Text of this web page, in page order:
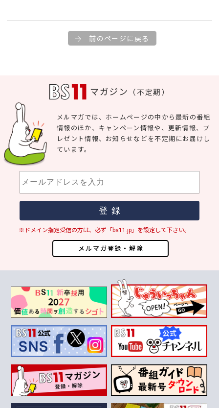
前のページに戻る
マガジン （不定期）
メルマガ登録・解除
メルマガでは、ホームページの中から最新の番組
情報のほか、キャンペーン情報や、更新情報、プ
レゼント情報、お知らせなどを不定期にお届けし
ています。
※ドメイン指定受信の方は、必ず「bs11.jp」を設定して下さい。